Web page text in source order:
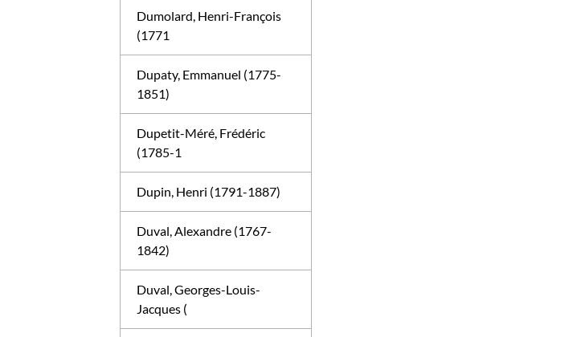
Dumolard, Henri-François
(1771
Dupaty, Emmanuel (1775-
1851)
Dupetit-Méré, Frédéric
(1785-1
Dupin, Henri (1791-1887)
Duval, Alexandre (1767-
1842)
Duval, Georges-Louis-
Jacques (